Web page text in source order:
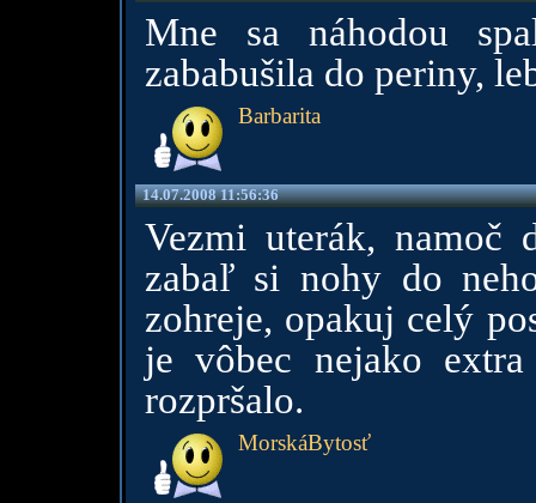
Mne sa náhodou
zababušila do periny,
Barbarita
14.07.2008 11:56:36
Vezmi uterák,
zabaľ si nohy do
zohreje, opakuj celý
je vôbec nejako
rozpršalo.
MorskáBytosť